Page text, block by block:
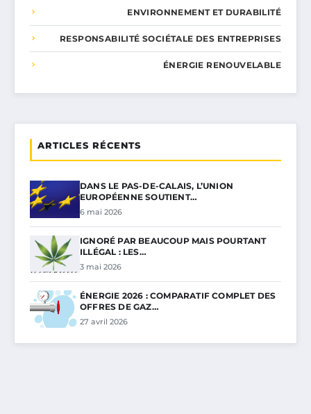
ENVIRONNEMENT ET DURABILITÉ
RESPONSABILITÉ SOCIÉTALE DES ENTREPRISES
ÉNERGIE RENOUVELABLE
ARTICLES RÉCENTS
DANS LE PAS-DE-CALAIS, L’UNION
EUROPÉENNE SOUTIENT…
6 mai 2026
IGNORÉ PAR BEAUCOUP MAIS POURTANT
ILLÉGAL : LES…
3 mai 2026
ÉNERGIE 2026 : COMPARATIF COMPLET DES
OFFRES DE GAZ…
27 avril 2026